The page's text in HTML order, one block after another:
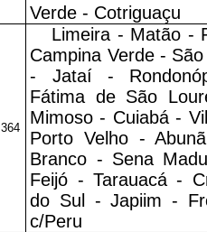
Verde - Cotriguaçu
364
Limeira - Matão -
Campina Verde -
- Jataí -
Fátima de São
Mimoso - Cuiabá -
Porto Velho -
Branco - Sena
Feijó - Tarauacá -
do Sul - Japiim -
c/Peru